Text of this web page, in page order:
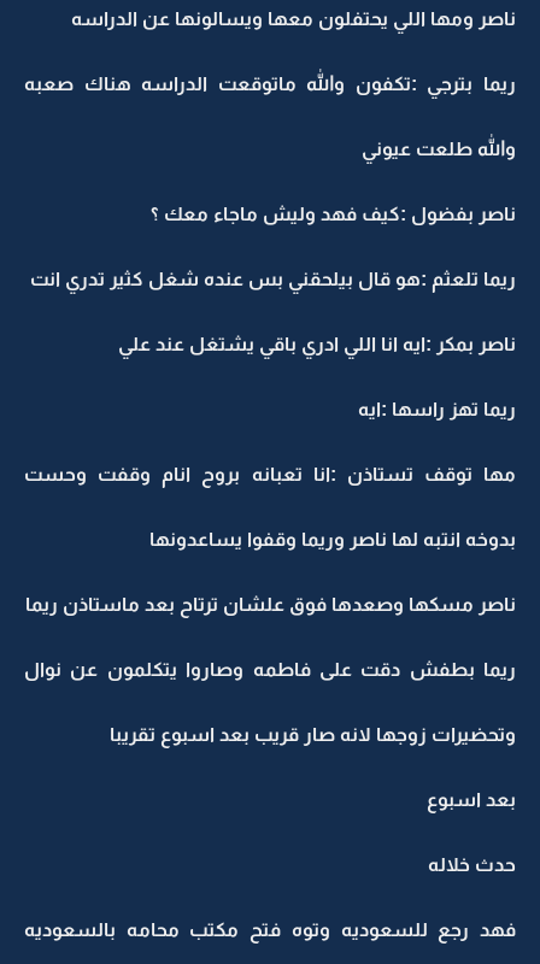
ناصر ومها اللي يحتفلون معها ويسالونها عن الدراسه
ريما بترجي :تكفون والله ماتوقعت الدراسه هناك صعبه
والله طلعت عيوني
ناصر بفضول :كيف فهد وليش ماجاء معك ؟
ريما تلعثم :هو قال بيلحقني بس عنده شغل كثير تدري انت
ناصر بمكر :ايه انا اللي ادري باقي يشتغل عند علي
ريما تهز راسها :ايه
مها توقف تستاذن :انا تعبانه بروح انام وقفت وحست
بدوخه انتبه لها ناصر وريما وقفوا يساعدونها
ناصر مسكها وصعدها فوق علشان ترتاح بعد ماستاذن ريما
ريما بطفش دقت على فاطمه وصاروا يتكلمون عن نوال
وتحضيرات زوجها لانه صار قريب بعد اسبوع تقريبا
بعد اسبوع
حدث خلاله
فهد رجع للسعوديه وتوه فتح مكتب محامه بالسعوديه